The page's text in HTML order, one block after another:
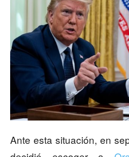
Ante esta situación, en